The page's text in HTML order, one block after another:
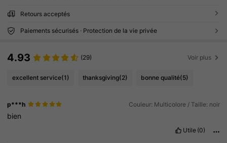
Retours acceptés
Paiements sécurisés · Protection de la vie privée
4.93 (29) Voir plus
excellent service(1) thanksgiving(2) bonne qualité(5)
p***h Couleur: Multicolore / Taille: noir
bien
Utile (0)